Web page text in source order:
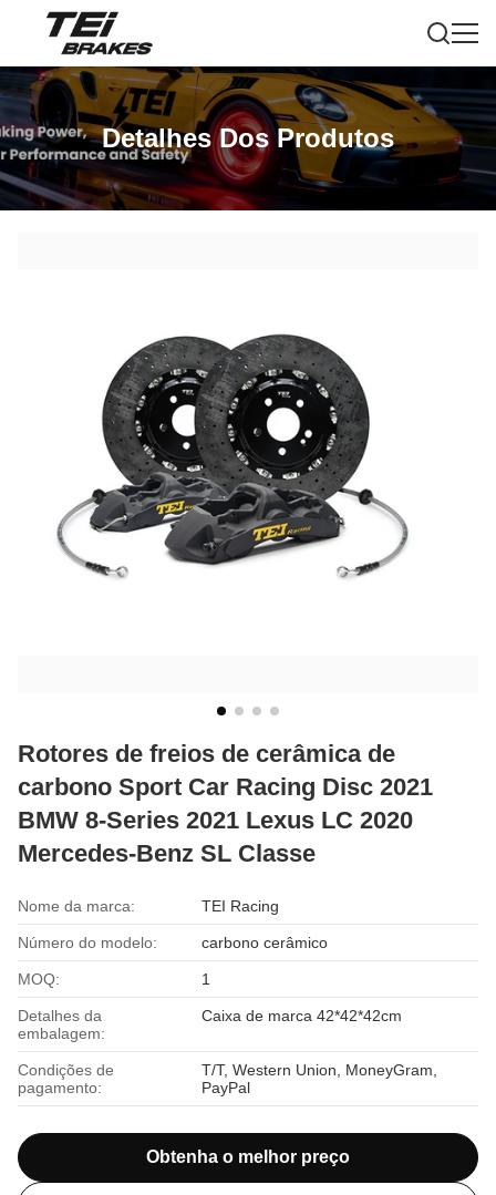
Detalhes Dos Produtos
Rotores de freios de cerâmica de
carbono Sport Car Racing Disc 2021
BMW 8-Series 2021 Lexus LC 2020
Mercedes-Benz SL Classe
Nome da marca: TEI Racing
Número do modelo: carbono cerâmico
MOQ: 1
Detalhes da
embalagem:
Caixa de marca 42*42*42cm
Condições de
pagamento:
T/T, Western Union, MoneyGram,
PayPal
Obtenha o melhor preço